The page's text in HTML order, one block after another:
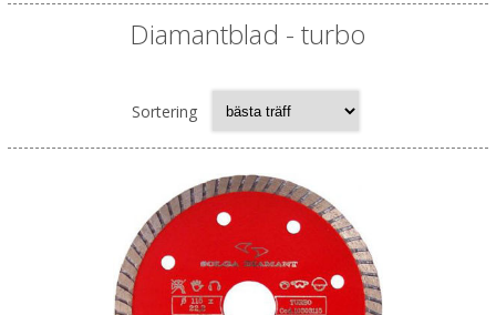
Diamantblad - turbo
Sortering